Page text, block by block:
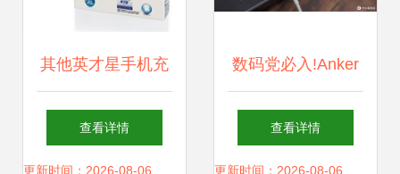
其他英才星手机充
电移动电源
查看详情
更新时间：2026-08-06
数码党必入!Anker
三款充电好物,彻底
查看详情
更新时间：2026-08-06